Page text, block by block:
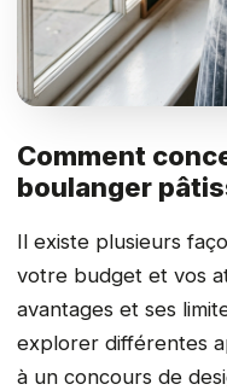
Comment
boulanger
Il existe plusieurs
votre budget et vos
avantages et ses
explorer différentes
à un concours de